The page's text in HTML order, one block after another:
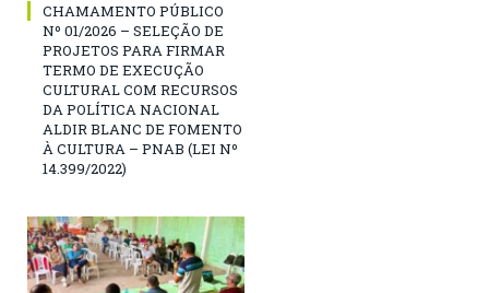
CHAMAMENTO PÚBLICO
Nº 01/2026 – SELEÇÃO DE
PROJETOS PARA FIRMAR
TERMO DE EXECUÇÃO
CULTURAL COM RECURSOS
DA POLÍTICA NACIONAL
ALDIR BLANC DE FOMENTO
À CULTURA – PNAB (LEI Nº
14.399/2022)